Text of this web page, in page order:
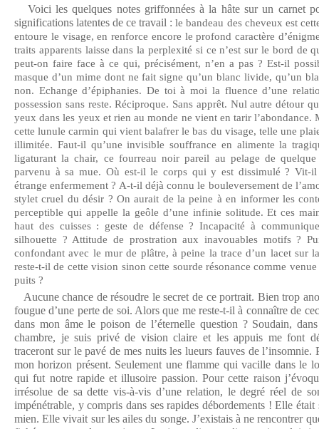
Voici les quelques notes griffonnées à la hâte sur un carnet
significations latentes de ce travail :le bandeau des cheveux est
entoure le visage, en renforce encore le profond caractère d’
traits apparents laisse dans la perplexité si ce n’est sur le bord de
peut-on faire face à ce qui, précisément, n’en a pas ? Est-il
masque d’un mime dont ne fait signe qu’un blanc livide, qu’un
non. Echange d’épiphanies. De toi à moi la fluence d’une
possession sans reste. Réciproque. Sans apprêt. Nul autre détour
yeux dans les yeux et rien au monde ne vient en tarir l’abondance.
cette lunule carmin qui vient balafrer le bas du visage, telle une
illimitée. Faut-il qu’une invisible souffrance en alimente la
ligaturant la chair, ce fourreau noir pareil au pelage de
parvenu à sa mue. Où est-il le corps qui y est dissimulé ? Vit-il
étrange enfermement ? A-t-il déjà connu le bouleversement de
stylet cruel du désir ? On aurait de la peine à en informer les
perceptible qui appelle la geôle d’une infinie solitude. Et ces
haut des cuisses : geste de défense ? Incapacité à
silhouette ? Attitude de prostration aux inavouables motifs ?
confondant avec le mur de plâtre, à peine la trace d’un lacet sur
reste-t-il de cette vision sinon cette sourde résonance comme
puits ?
Aucune chance de résoudre le secret de ce portrait. Bien trop
fougue d’une perte de soi. Alors que me reste-t-il à connaître de
dans mon âme le poison de l’éternelle question ? Soudain,
chambre, je suis privé de vision claire et les appuis me font
traceront sur le pavé de mes nuits les lueurs fauves de l’insomnie.
mon horizon présent. Seulement une flamme qui vacille dans le
qui fut notre rapide et illusoire passion. Pour cette raison
irrésolue de sa dette vis-à-vis d’une relation, le degré réel de
impénétrable, y compris dans ses rapides débordements ! Elle
mien. Elle vivait sur les ailes du songe. J’existais à ne rencontrer